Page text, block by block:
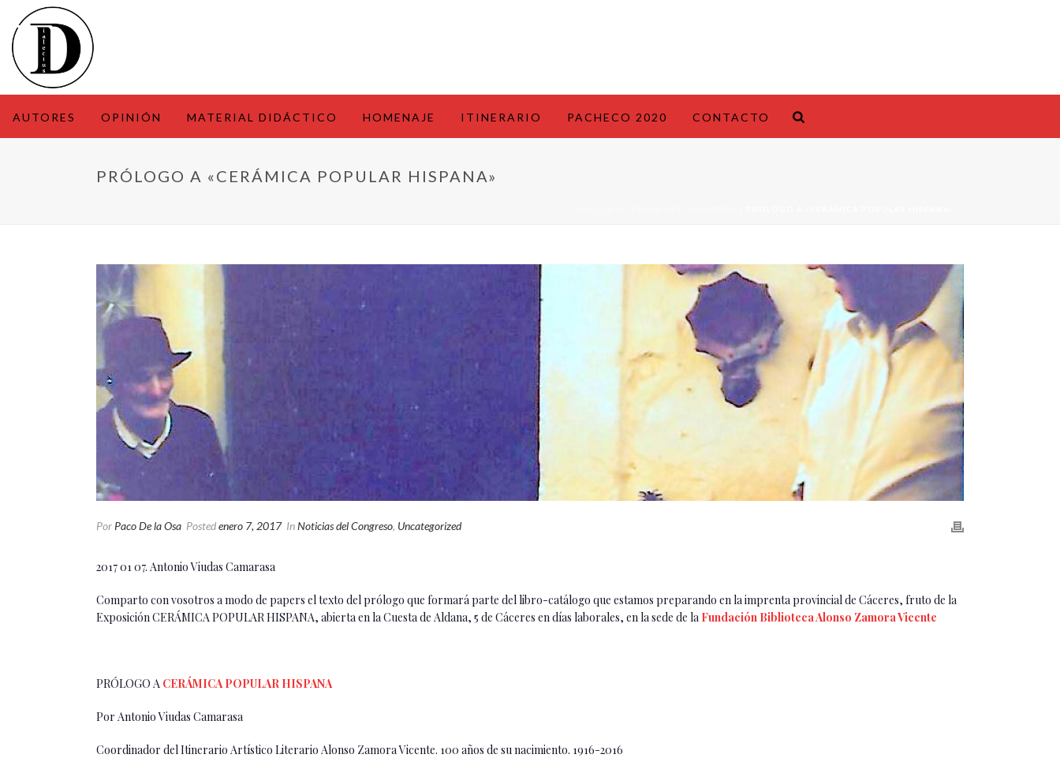
AUTORES OPINIÓN MATERIAL DIDÁCTICO HOMENAJE ITINERARIO PACHECO 2020 CONTACTO
PRÓLOGO A «CERÁMICA POPULAR HISPANA»
Por Paco De la Osa Postedenero 7, 2017 InNoticias del Congreso, Uncategorized
2017 01 07. Antonio Viudas Camarasa
Comparto con vosotros a modo de papers el texto del prólogo que formará parte del libro-catálogo que estamos preparando en la imprenta provincial de Cáceres, fruto de la
Exposición CERÁMICA POPULAR HISPANA, abierta en la Cuesta de Aldana, 5 de Cáceres en días laborales, en la sede de la Fundación Biblioteca Alonso Zamora Vicente
PRÓLOGO A CERÁMICA POPULAR HISPANA
Por Antonio Viudas Camarasa
Coordinador del Itinerario Artístico Literario Alonso Zamora Vicente. 100 años de su nacimiento. 1916-2016